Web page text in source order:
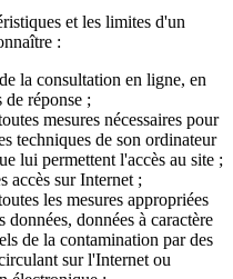
et les limites d'un
:
la consultation en ligne, en
réponse ;
mesures nécessaires pour
techniques de son ordinateur
lui permettent l'accès au site ;
accès sur Internet ;
les mesures appropriées
données, données à caractère
de la contamination par des
sur l'Internet ou